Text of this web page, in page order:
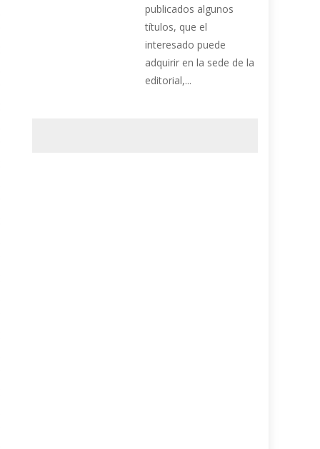
publicados algunos
títulos, que el
interesado puede
adquirir en la sede de la
editorial,...